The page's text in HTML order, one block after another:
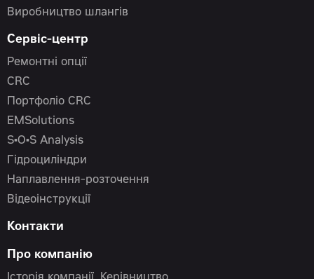
Виробництво шлангів
Сервіс-центр
Ремонтні опції
CRC
Портфоліо CRC
EMSolutions
S•O•S Analysis
Гідроциліндри
Наплавлення-розточення
Відеоінструкції
Контакти
Про компанію